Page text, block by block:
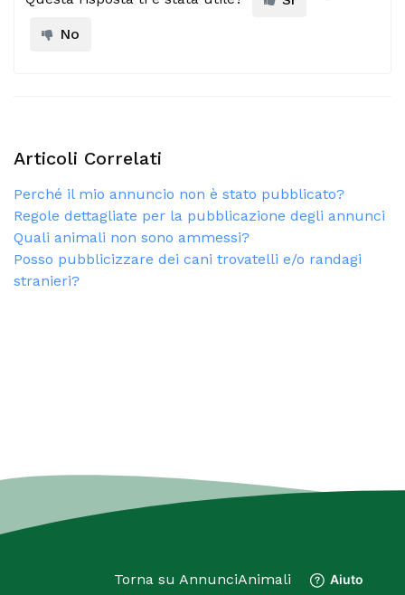
No
Articoli Correlati
Perché il mio annuncio non è stato pubblicato?
Regole dettagliate per la pubblicazione degli annunci
Quali animali non sono ammessi?
Posso pubblicizzare dei cani trovatelli e/o randagi
stranieri?
Torna su AnnunciAnimali